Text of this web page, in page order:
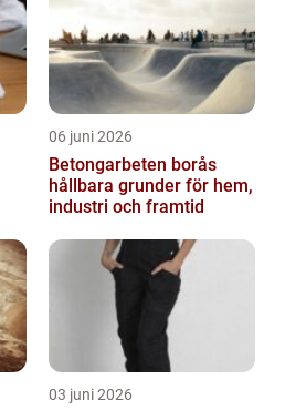
06 juni 2026
Betongarbeten borås
hållbara grunder för hem,
industri och framtid
03 juni 2026